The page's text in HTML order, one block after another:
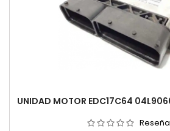
UNIDAD MOTOR EDC17C64